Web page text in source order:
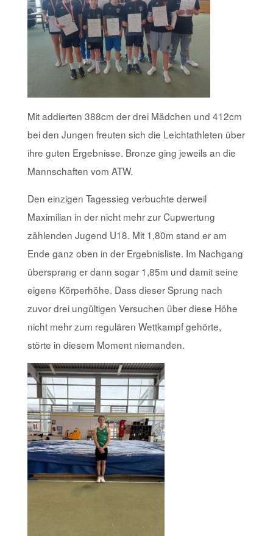
Mit addierten 388cm der drei Mädchen und 412cm
bei den Jungen freuten sich die Leichtathleten über
ihre guten Ergebnisse. Bronze ging jeweils an die
Mannschaften vom ATW.
Den einzigen Tagessieg verbuchte derweil
Maximilian in der nicht mehr zur Cupwertung
zählenden Jugend U18. Mit 1,80m stand er am
Ende ganz oben in der Ergebnisliste. Im Nachgang
übersprang er dann sogar 1,85m und damit seine
eigene Körperhöhe. Dass dieser Sprung nach
zuvor drei ungültigen Versuchen über diese Höhe
nicht mehr zum regulären Wettkampf gehörte,
störte in diesem Moment niemanden.